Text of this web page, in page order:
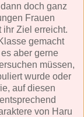
doch ganz
Frauen
ihr Ziel erreicht.
gemacht
aber gerne
müssen,
wurde oder
auf diesen
von Haru